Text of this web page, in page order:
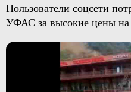
Пользователи соцсети
УФАС за высокие цены на